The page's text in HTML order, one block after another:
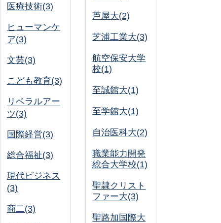
医療技術(3)
ヒューマンケ
ア(3)
文芸(3)
こども教育(3)
リベラルアー
ツ(3)
国際経営(3)
総合福祉(3)
現代ビジネス
(3)
商二(3)
芦屋大(2)
芝浦工業大(3)
航空保安大学
校(1)
至誠館大(1)
至学館大(1)
自治医科大(2)
職業能力開発
総合大学校(1)
聖隷クリスト
ファー大(3)
聖路加国際大